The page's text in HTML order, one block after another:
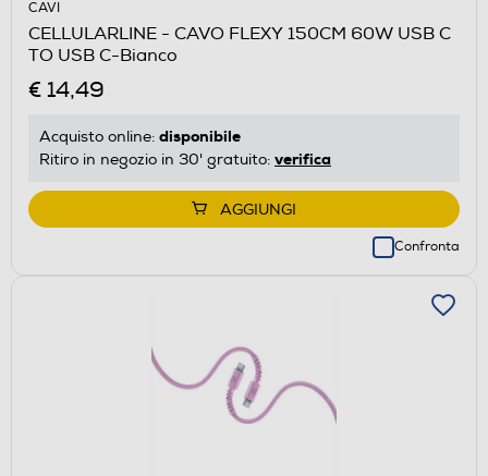
CAVI
CELLULARLINE - CAVO FLEXY 150CM 60W USB C
TO USB C-Bianco
€ 14,49
Acquisto online: disponibile
Ritiro in negozio in 30' gratuito: verifica
AGGIUNGI
Confronta